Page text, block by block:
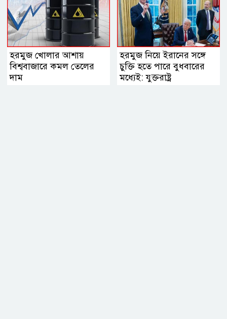
হরমুজ খোলার আশায়
বিশ্ববাজারে কমল তেলের
দাম
হরমুজ নিয়ে ইরানের সঙ্গে
চুক্তি হতে পারে বুধবারের
মধ্যেই: যুক্তরাষ্ট্র